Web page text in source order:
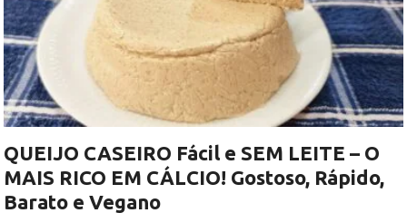
QUEIJO CASEIRO Fácil e SEM LEITE – O
MAIS RICO EM CÁLCIO! Gostoso, Rápido,
Barato e Vegano